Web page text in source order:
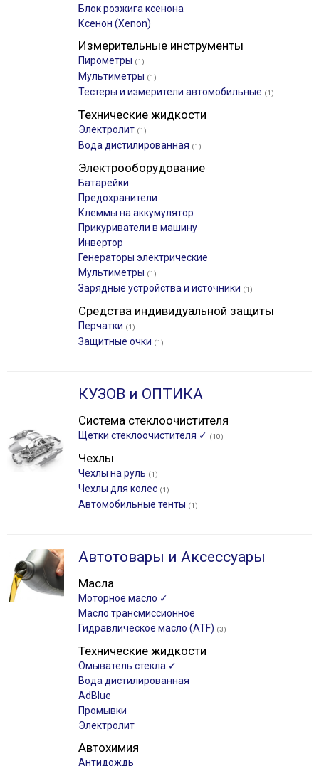
Блок розжига ксенона
Ксенон (Xenon)
Измерительные инструменты
Пирометры (1)
Мультиметры (1)
Тестеры и измерители автомобильные (1)
Технические жидкости
Электролит (1)
Вода дистилированная (1)
Электрооборудование
Батарейки
Предохранители
Клеммы на аккумулятор
Прикуриватели в машину
Инвертор
Генераторы электрические
Мультиметры (1)
Зарядные устройства и источники (1)
Средства индивидуальной защиты
Перчатки (1)
Защитные очки (1)
КУЗОВ и ОПТИКА
Система стеклоочистителя
Щетки стеклоочистителя ✓ (10)
Чехлы
Чехлы на руль (1)
Чехлы для колес (1)
Автомобильные тенты (1)
Автотовары и Аксессуары
Масла
Моторное масло ✓
Масло трансмиссионное
Гидравлическое масло (ATF) (3)
Технические жидкости
Омыватель стекла ✓
Вода дистилированная
AdBlue
Промывки
Электролит
Автохимия
Антидождь